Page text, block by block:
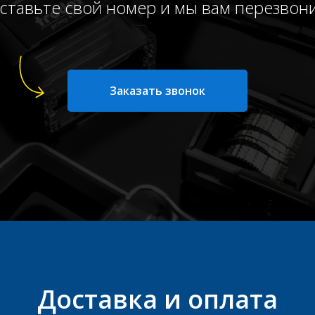
свой номер и мы вам
Заказать звонок
Доставка и оплата